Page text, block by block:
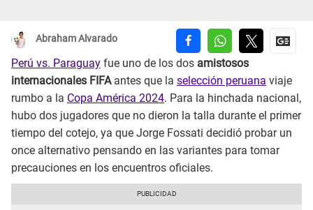
Abraham Alvarado
Perú vs. Paraguay fue uno de los dos amistosos
internacionales FIFAantes que la selección peruana viaje
rumbo a la Copa América 2024. Para la hinchada nacional,
hubo dos jugadores que no dieron la talla durante el primer
tiempo del cotejo, ya que Jorge Fossati decidió probar un
once alternativo pensando en las variantes para tomar
precauciones en los encuentros oficiales.